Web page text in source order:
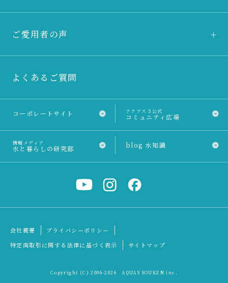
ご愛用者の声
よくあるご質問
コーポレートサイト アクアス５公式
コミュニティ広場
情報メディア
水と暮らしの研究部 blog 水知識
会社概要
プライバシーポリシー
特定商取引に関する法律に基づく表示
サイトマップ
Copyright (C) 2006-2026 AQUAS SOUKEN inc.